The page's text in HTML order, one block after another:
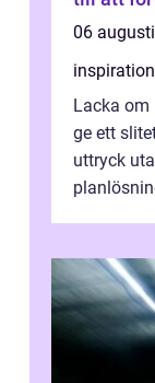
06
inspiration
Lacka
ge ett
uttryck